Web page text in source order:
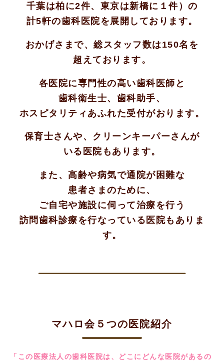
千葉は柏に2件、東京は新橋に１件）の
計5軒の歯科医院を展開しております。
おかげさまで、総スタッフ数は150名を
超えております。
各医院に専門性の高い歯科医師と
歯科衛生士、歯科助手、
ホスピタリティあふれた受付がおります。
保育士さんや、クリーンキーパーさんが
いる医院もあります。
また、高齢や病気で通院が困難な
患者さまのために、
ご自宅や施設に伺って治療を行う
訪問歯科診療を行なっている医院もありま
す。
マハロ会５つの医院紹介
「この医療法人の歯科医院は、どこにどんな医院があるの